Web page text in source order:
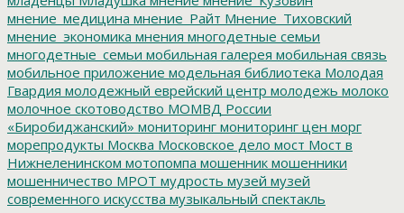
мнение_медицина мнение_Райт Мнение_Тиховский
мнение_экономика мнения многодетные семьи
многодетные_семьи мобильная галерея мобильная связь
мобильное приложение модельная библиотека Молодая
Гвардия молодежный еврейский центр молодежь молоко
молочное скотоводство МОМВД России
«Биробиджанский» мониторинг мониторинг цен морг
морепродукты Москва Московское дело мост Мост в
Нижнеленинском мотопомпа мошенник мошенники
мошенничество МРОТ мудрость музей музей
современного искусства музыкальный спектакль